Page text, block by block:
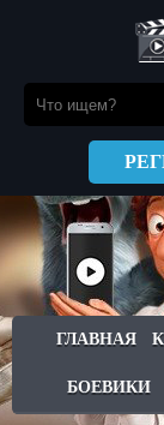
ГЛАВНАЯ
БОЕВИКИ